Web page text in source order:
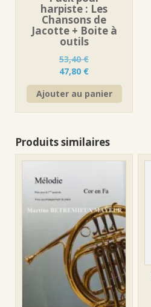
harpiste : Les
Chansons de
Jacotte + Boite à
outils
53,40€
Le
prix
initial
était :
47,80 €Le
prix
actuel
est :
Ajouter au panier
Produits similaires